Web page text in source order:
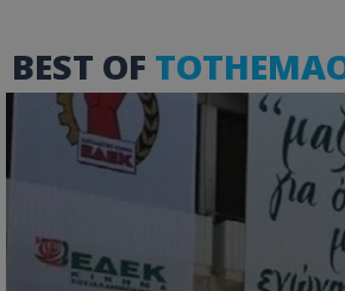
BEST OF
_ga_J7RS52TMNC